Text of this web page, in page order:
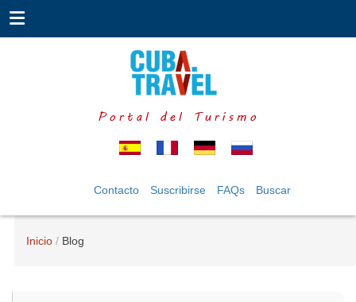
Portal del Turismo
Contacto Suscribirse FAQs Buscar
Inicio Blog